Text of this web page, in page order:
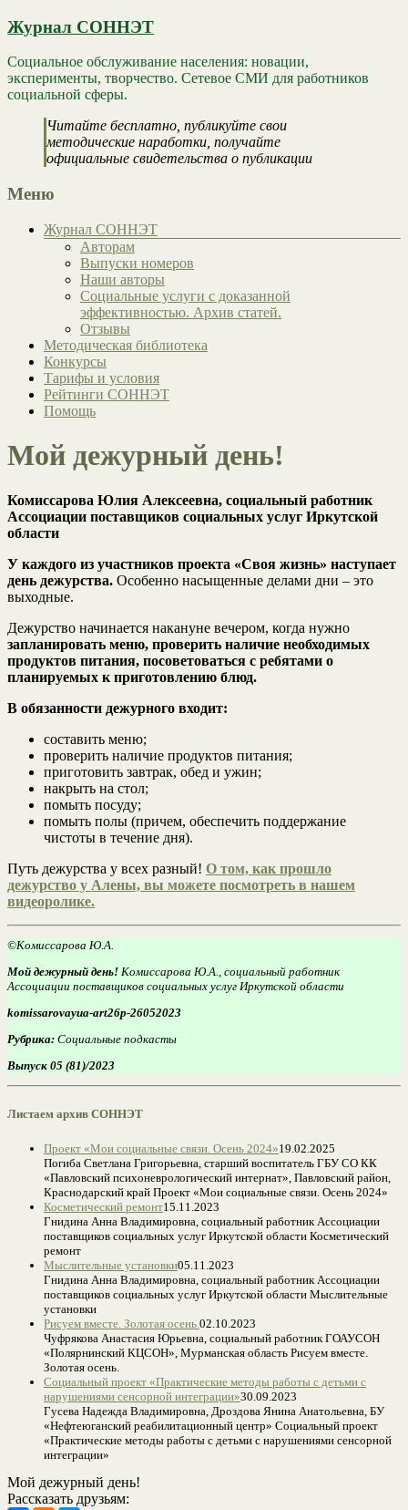
Журнал СОННЭТ
Социальное обслуживание населения: новации,
эксперименты, творчество. Сетевое СМИ для работников
социальной сферы.
Читайте бесплатно, публикуйте свои
методические наработки, получайте
официальные свидетельства о публикации
Меню
Журнал СОННЭТ
Авторам
Выпуски номеров
Наши авторы
Социальные услуги с доказанной
эффективностью. Архив статей.
Отзывы
Методическая библиотека
Конкурсы
Тарифы и условия
Рейтинги СОННЭТ
Помощь
Мой дежурный день!
Комиссарова Юлия Алексеевна, социальный работник
Ассоциации поставщиков социальных услуг Иркутской
области
У каждого из участников проекта «Своя жизнь» наступает
день дежурства. Особенно насыщенные делами дни – это
выходные.
Дежурство начинается накануне вечером, когда нужно
запланировать меню, проверить наличие необходимых
продуктов питания, посоветоваться с ребятами о
планируемых к приготовлению блюд.
В обязанности дежурного входит:
составить меню;
проверить наличие продуктов питания;
приготовить завтрак, обед и ужин;
накрыть на стол;
помыть посуду;
помыть полы (причем, обеспечить поддержание
чистоты в течение дня).
Путь дежурства у всех разный! О том, как прошло
дежурство у Алены, вы можете посмотреть в нашем
видеоролике.
©Комиссарова Ю.А.
Мой дежурный день! Комиссарова Ю.А., социальный работник
Ассоциации поставщиков социальных услуг Иркутской области
komissarovayua-art26p-26052023
Рубрика: Социальные подкасты
Выпуск 05 (81)/2023
Листаем архив СОННЭТ
Проект «Мои социальные связи. Осень 2024»19.02.2025
Погиба Светлана Григорьевна, старший воспитатель ГБУ СО КК
«Павловский психоневрологический интернат», Павловский район,
Краснодарский край Проект «Мои социальные связи. Осень 2024»
Косметический ремонт15.11.2023
Гнидина Анна Владимировна, социальный работник Ассоциации
поставщиков социальных услуг Иркутской области Косметический
ремонт
Мыслительные установки05.11.2023
Гнидина Анна Владимировна, социальный работник Ассоциации
поставщиков социальных услуг Иркутской области Мыслительные
установки
Рисуем вместе. Золотая осень.02.10.2023
Чуфрякова Анастасия Юрьевна, социальный работник ГОАУСОН
«Полярнинский КЦСОН», Мурманская область Рисуем вместе.
Золотая осень.
Социальный проект «Практические методы работы с детьми с
нарушениями сенсорной интеграции»30.09.2023
Гусева Надежда Владимировна, Дроздова Янина Анатольевна, БУ
«Нефтеюганский реабилитационный центр» Социальный проект
«Практические методы работы с детьми с нарушениями сенсорной
интеграции»
Мой дежурный день!
Рассказать друзьям: